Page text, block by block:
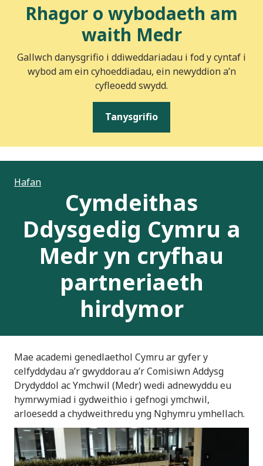
Rhagor o wybodaeth am
waith Medr
Gallwch danysgrifio i ddiweddariadau i fod y cyntaf i
wybod am ein cyhoeddiadau, ein newyddion a’n
cyfleoedd swydd.
Tanysgrifio
Hafan
Cymdeithas
Ddysgedig Cymru a
Medr yn cryfhau
partneriaeth
hirdymor
Mae academi genedlaethol Cymru ar gyfer y
celfyddydau a’r gwyddorau a’r Comisiwn Addysg
Drydyddol ac Ymchwil (Medr) wedi adnewyddu eu
hymrwymiad i gydweithio i gefnogi ymchwil,
arloesedd a chydweithredu yng Nghymru ymhellach.